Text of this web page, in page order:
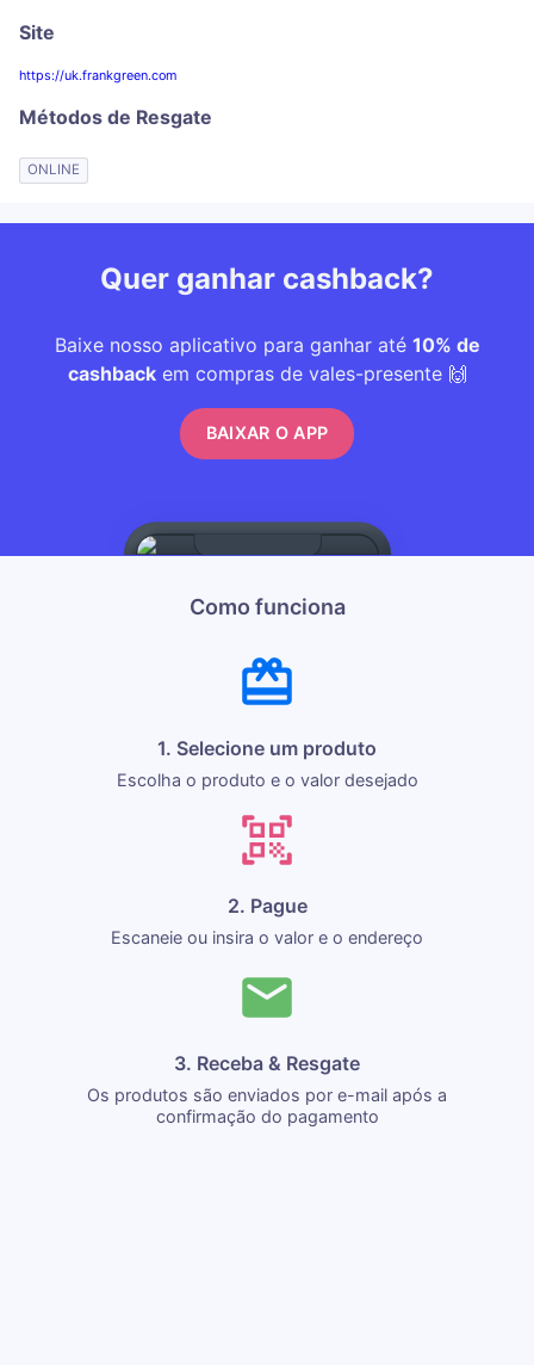
Site
https://uk.frankgreen.com
Métodos de Resgate
ONLINE
Quer ganhar cashback?
Baixe nosso aplicativo para ganhar até 10% de
cashbackem compras de vales-presente 🙌
BAIXAR O APP
Como funciona
1. Selecione um produto
Escolha o produto e o valor desejado
2. Pague
Escaneie ou insira o valor e o endereço
3. Receba & Resgate
Os produtos são enviados por e-mail após a
confirmação do pagamento